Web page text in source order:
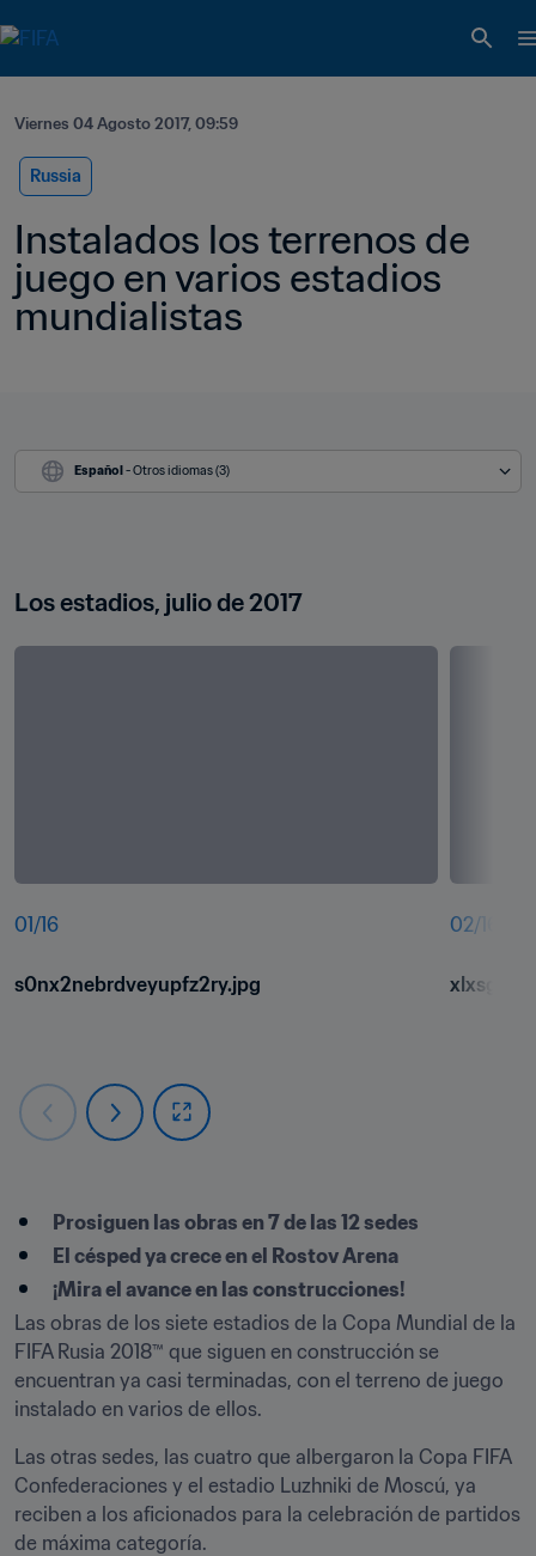
Viernes 04 Agosto 2017, 09:59
Russia
Instalados los terrenos de
juego en varios estadios
mundialistas
Español - Otros idiomas (3)
Los estadios, julio de 2017
01 /16
s0nx2nebrdveyupfz2ry.jpg
02/16
Prosiguen las obras en 7 de las 12 sedes
El césped ya crece en el Rostov Arena
¡Mira el avance en las construcciones!
Las obras de los siete estadios de la Copa Mundial de la
FIFA Rusia 2018™ que siguen en construcción se
encuentran ya casi terminadas, con el terreno de juego
instalado en varios de ellos.
Las otras sedes, las cuatro que albergaron la Copa FIFA
Confederaciones y el estadio Luzhniki de Moscú, ya
reciben a los aficionados para la celebración de partidos
de máxima categoría.